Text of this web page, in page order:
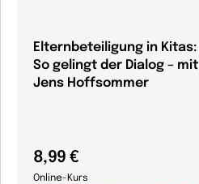
Elternbeteiligung in Kitas:
So gelingt der Dialog – mit
Jens Hoffsommer
8,99 €
Online-Kurs